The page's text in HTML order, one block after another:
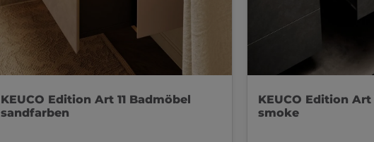
KEUCO Edition Art 11 Badmöbel
sandfarben
KEUCO Edition Art
smoke